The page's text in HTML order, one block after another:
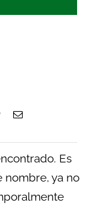
Es
nombre, ya no